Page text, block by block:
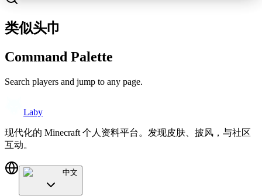
类似头巾
Command Palette
Search players and jump to any page.
Laby
现代化的 Minecraft 个人资料平台。发现皮肤、披风，与社区
互动。
中文